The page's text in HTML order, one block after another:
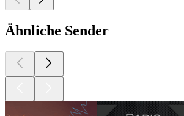
Ähnliche Sender